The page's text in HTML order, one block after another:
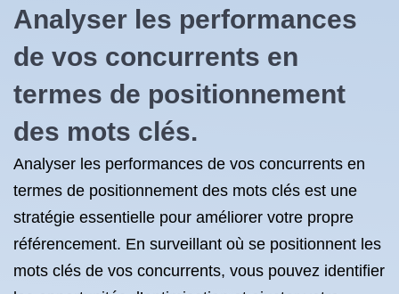
Analyser les performances
de vos concurrents en
termes de positionnement
des mots clés.
Analyser les performances de vos concurrents en
termes de positionnement des mots clés est une
stratégie essentielle pour améliorer votre propre
référencement. En surveillant où se positionnent les
mots clés de vos concurrents, vous pouvez identifier